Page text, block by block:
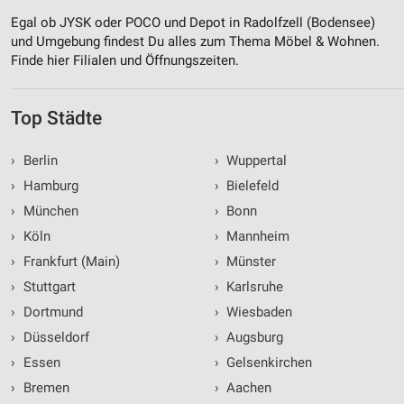
Egal ob JYSK oder POCO und Depot in Radolfzell (Bodensee)
und Umgebung findest Du alles zum Thema Möbel & Wohnen.
Finde hier Filialen und Öffnungszeiten.
Top Städte
›
Berlin
›
Hamburg
›
München
›
Köln
›
Frankfurt (Main)
› Stuttgart
›
Dortmund
›
Düsseldorf
›
Essen
›
Bremen
› Wuppertal
› Bielefeld
› Bonn
› Mannheim
› Münster
› Karlsruhe
› Wiesbaden
› Augsburg
› Gelsenkirchen
› Aachen